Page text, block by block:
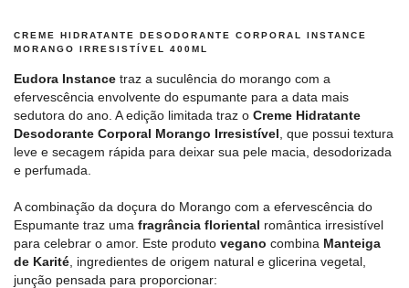
CREME HIDRATANTE DESODORANTE CORPORAL INSTANCE
MORANGO IRRESISTÍVEL 400ML
Eudora Instance traz a suculência do morango com a
efervescência envolvente do espumante para a data mais
sedutora do ano. A edição limitada traz o Creme Hidratante
Desodorante Corporal Morango Irresistível , que possui textura
leve e secagem rápida para deixar sua pele macia, desodorizada
e perfumada.
A combinação da doçura do Morango com a efervescência do
Espumante traz uma fragrância floriental romântica irresistível
para celebrar o amor. Este produto vegano combina Manteiga
de Karité , ingredientes de origem natural e glicerina vegetal,
junção pensada para proporcionar: